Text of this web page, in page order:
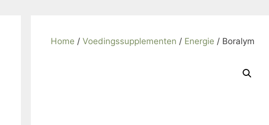
Home / Voedingssupplementen / Energie / Boralym